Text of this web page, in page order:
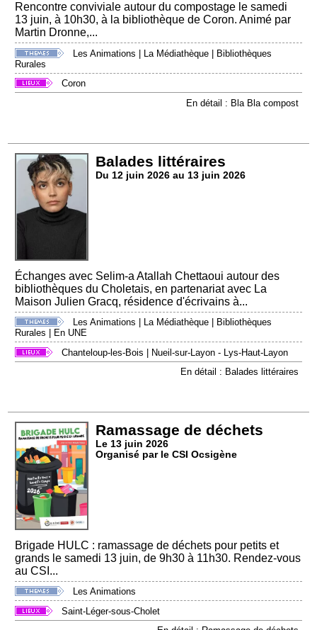
Rencontre conviviale autour du compostage le samedi
13 juin, à 10h30, à la bibliothèque de Coron. Animé par
Martin Dronne,...
Les Animations La Médiathèque
Bibliothèques
Rurales
Coron
En détail : Bla Bla compost
Balades littéraires
Du 12 juin 2026 au 13 juin 2026
Échanges avec Selim-a Atallah Chettaoui autour des
bibliothèques du Choletais, en partenariat avec La
Maison Julien Gracq, résidence d'écrivains à...
Les Animations La Médiathèque
Bibliothèques
Rurales
En UNE
Chanteloup-les-Bois
Nueil-sur-Layon - Lys-Haut-Layon
En détail : Balades littéraires
Ramassage de déchets
Le 13 juin 2026
Organisé par le CSI Ocsigène
Brigade HULC : ramassage de déchets pour petits et
grands le samedi 13 juin, de 9h30 à 11h30. Rendez-vous
au CSI...
Les Animations
Saint-Léger-sous-Cholet